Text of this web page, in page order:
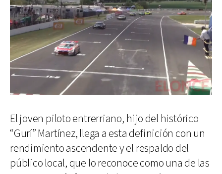
El joven piloto entrerriano, hijo del histórico
“Gurí” Martínez, llega a esta definición con un
rendimiento ascendente y el respaldo del
público local, que lo reconoce como una de las